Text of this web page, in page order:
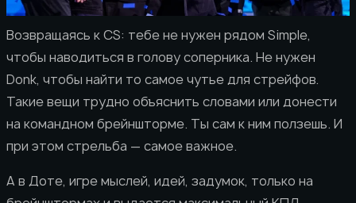
Возвращаясь к CS: тебе не нужен рядом Simple,
чтобы наводиться в голову соперника. Не нужен
Donk, чтобы найти то самое чутье для стрейфов.
Такие вещи трудно объяснить словами или донести
на командном брейншторме. Ты сам к ним ползешь. И
при этом стрельба — самое важное.
А в Доте, игре мыслей, идей, задумок, только на